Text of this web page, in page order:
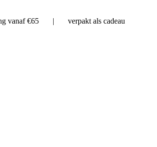
vanaf €65 | verpakt als cadeau